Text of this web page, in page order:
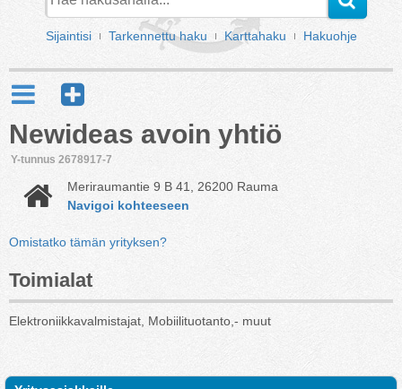
Sijaintisi Tarkennettu haku Karttahaku Hakuohje
Newideas avoin yhtiö
Y-tunnus 2678917-7
Meriraumantie 9 B 41, 26200 Rauma
Navigoi kohteeseen
Omistatko tämän yrityksen?
Toimialat
Elektroniikkavalmistajat, Mobiilituotanto,- muut